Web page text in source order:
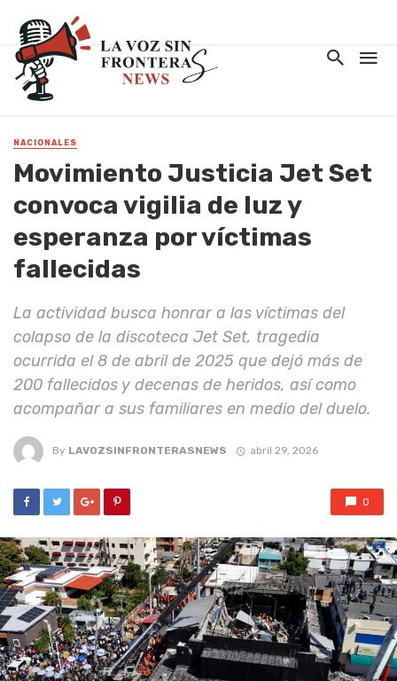
NACIONALES
Movimiento Justicia Jet Set
convoca vigilia de luz y
esperanza por víctimas
fallecidas
La actividad busca honrar a las víctimas del
colapso de la discoteca Jet Set, tragedia
ocurrida el 8 de abril de 2025 que dejó más de
200 fallecidos y decenas de heridos, así como
acompañar a sus familiares en medio del duelo.
By LAVOZSINFRONTERASNEWS abril 29, 2026
0